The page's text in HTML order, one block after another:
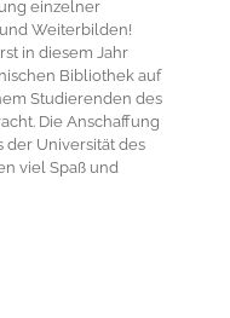
einzelner
Weiterbilden!
in diesem Jahr
Bibliothek auf
Studierenden des
Die Anschaffung
Universität des
viel Spaß und